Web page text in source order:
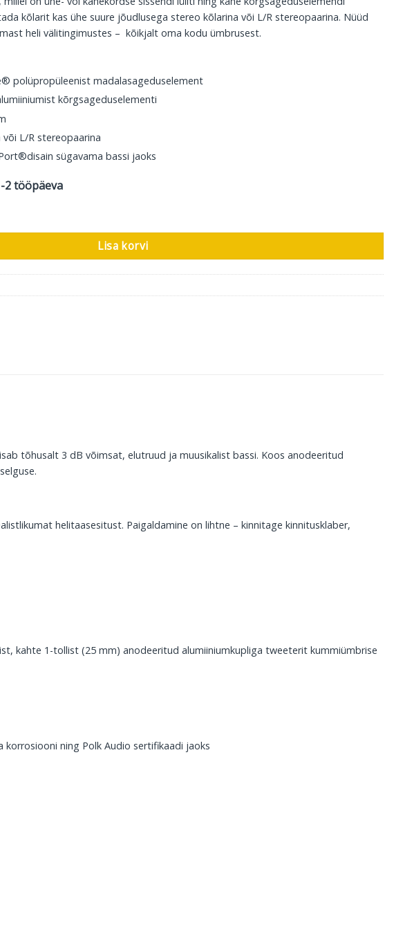
kõlarit kas ühe suure jõudlusega stereo kõlarina või L/R stereopaarina. Nüüd
heli välitingimustes – kõikjalt oma kodu ümbrusest.
polüpropüleenist madalasageduselement
kõrgsageduselementi
L/R stereopaarina
sügavama bassi jaoks
2 tööpäeva
must, 1tk kogus
Lisa korvi
tõhusalt 3 dB võimsat, elutruud ja muusikalist bassi. Koos anodeeritud
helitaasesitust. Paigaldamine on lihtne – kinnitage kinnitusklaber,
kahte 1-tollist (25 mm) anodeeritud alumiiniumkupliga tweeterit kummiümbrise
ning Polk Audio sertifikaadi jaoks